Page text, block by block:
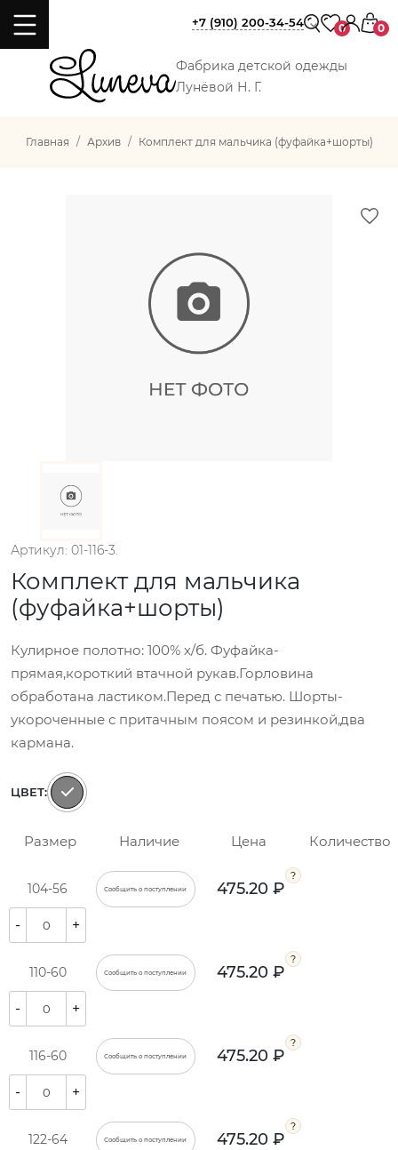
Фабрика детской одежды
Лунёвой Н. Г.
+7 (910) 200-34-54 0 0
Главная Архив Комплект для мальчика (фуфайка+шорты)
Артикул: 01-116-3.
Комплект для мальчика
(фуфайка+шорты)
Кулирное полотно: 100% х/б. Фуфайка-
прямая,короткий втачной рукав.Горловина
обработана ластиком.Перед с печатью. Шорты-
укороченные с притачным поясом и резинкой,два
кармана.
ЦВЕТ:
Размер Наличие Цена Количество
104-56 Сообщить о поступлении 475.20 ₽
- +
110-60 Сообщить о поступлении 475.20 ₽
- +
116-60 Сообщить о поступлении 475.20 ₽
- +
122-64 Сообщить о поступлении 475.20 ₽